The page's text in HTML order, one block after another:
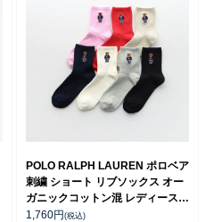
POLO RALPH LAUREN ポロベア
刺繍 ショート リブソックス オー
ガニックコットン混 レディース
03207311
1,760円(税込)